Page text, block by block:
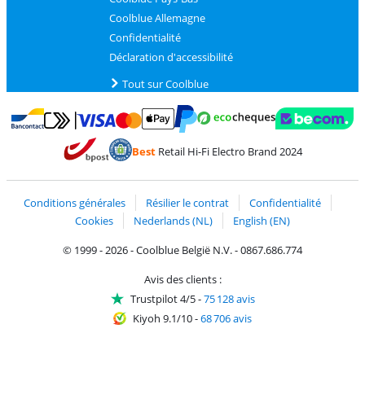
Coolblue Allemagne
Confidentialité
Déclaration d'accessibilité
Tout sur Coolblue
Payer avec Bancontact
Payer avec MasterCard et Visa via ClickToPay
BestRetail Hi-Fi Electro Brand 2024
Conditions générales Résilier le contrat
Confidentialité
Cookies
Nederlands (NL)
English (EN)
© 1999 - 2026 - Coolblue België N.V. - 0867.686.774
Avis des clients :
Trustpilot 4/5-75 128 avis
Kiyoh 9.1/10-68 706 avis